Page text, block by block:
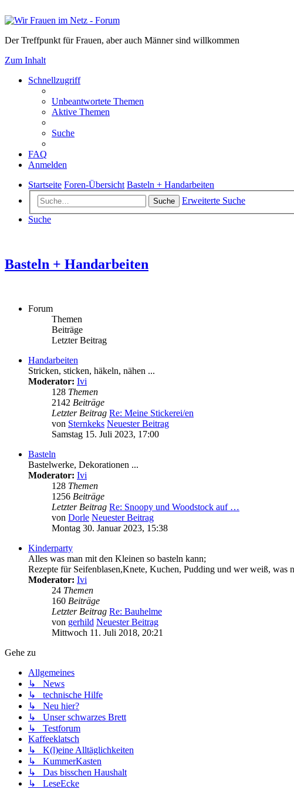
Der Treffpunkt für Frauen, aber auch Männer sind willkommen
Zum Inhalt
Schnellzugriff
Unbeantwortete Themen
Aktive Themen
Suche
FAQ
Anmelden
Startseite Foren-Übersicht Basteln + Handarbeiten
Suche
Erweiterte Suche
Suche
Basteln + Handarbeiten
Forum
Themen
Beiträge
Letzter Beitrag
Handarbeiten
Stricken, sticken, häkeln, nähen ...
Moderator: Ivi
128 Themen
2142 Beiträge
Letzter Beitrag Re: Meine Stickerei/en
von Sternkeks Neuester Beitrag
Samstag 15. Juli 2023, 17:00
Basteln
Bastelwerke, Dekorationen ...
Moderator: Ivi
128 Themen
1256 Beiträge
Letzter Beitrag Re: Snoopy und Woodstock auf …
von Dorle Neuester Beitrag
Montag 30. Januar 2023, 15:38
Kinderparty
Alles was man mit den Kleinen so basteln kann;
Rezepte für Seifenblasen,Knete, Kuchen, Pudding und wer weiß, was
Moderator: Ivi
24 Themen
160 Beiträge
Letzter Beitrag Re: Bauhelme
von gerhild Neuester Beitrag
Mittwoch 11. Juli 2018, 20:21
Gehe zu
Allgemeines
↳ News
↳ technische Hilfe
↳ Neu hier?
↳ Unser schwarzes Brett
↳ Testforum
Kaffeeklatsch
↳ K(l)eine Alltäglichkeiten
↳ KummerKasten
↳ Das bisschen Haushalt
↳ LeseEcke